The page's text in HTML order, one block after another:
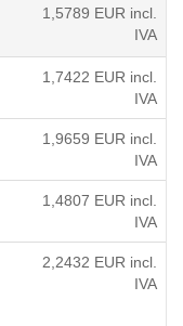
1,5789 EUR incl.
IVA
1,7422 EUR incl.
IVA
1,9659 EUR incl.
IVA
1,4807 EUR incl.
IVA
2,2432 EUR incl.
IVA